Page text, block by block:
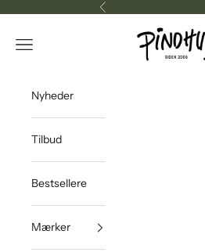
Forrige
Pindhus.dk
Menu
Nyheder
Tilbud
Bestsellere
Mærker